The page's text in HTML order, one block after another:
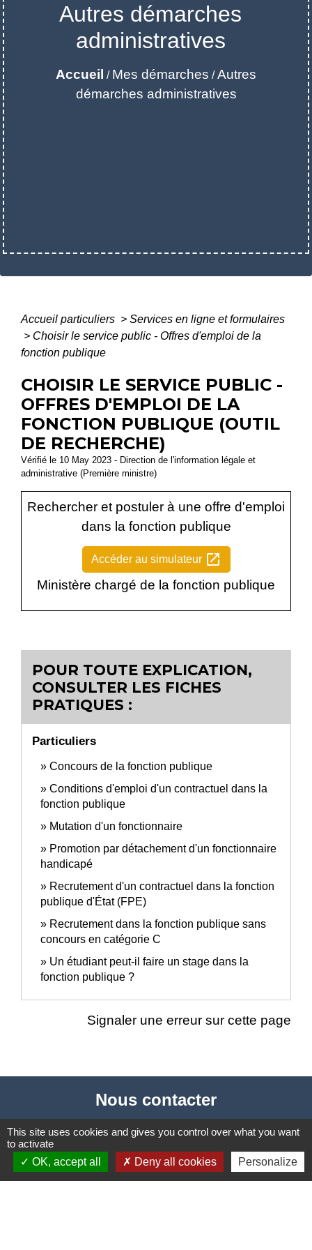
Autres démarches
administratives
Accueil / Mes démarches /Autres
démarches administratives
Accueil particuliers > Services en ligne et formulaires
> Choisir le service public - Offres d'emploi de la
fonction publique
CHOISIR LE SERVICE PUBLIC -
OFFRES D'EMPLOI DE LA
FONCTION PUBLIQUE (OUTIL
DE RECHERCHE)
Vérifié le 10 May 2023 - Direction de l'information légale et
administrative (Première ministre)
Rechercher et postuler à une offre d'emploi
dans la fonction publique
Accéder au simulateur open_in_new
Ministère chargé de la fonction publique
POUR TOUTE EXPLICATION,
CONSULTER LES FICHES
PRATIQUES :
Particuliers
Concours de la fonction publique
Conditions d'emploi d'un contractuel dans la
fonction publique
Mutation d'un fonctionnaire
Promotion par détachement d'un fonctionnaire
handicapé
Recrutement d'un contractuel dans la fonction
publique d'État (FPE)
Recrutement dans la fonction publique sans
concours en catégorie C
Un étudiant peut-il faire un stage dans la
fonction publique ?
Signaler une erreur sur cette page
Nous contacter
Commune de Puylaurens
81700 Puylaurens - FRANCE
+33 5 63 75 00 18
This site uses cookies and gives you control over what you want
to activate
OK, accept all
Deny all cookies Personalize